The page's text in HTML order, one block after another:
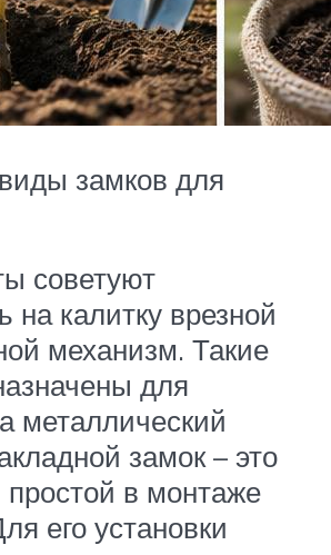
замков для
советуют
на калитку врезной
механизм. Такие
для
металлический
замок – это
простой в монтаже
его установки